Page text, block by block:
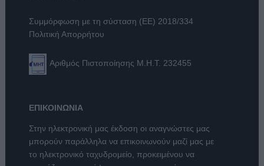
Συμμόρφωση με τη σύσταση (ΕΕ) 2018/334
Πολιτική Απορρήτου
Αριθμός Πιστοποίησης Μ.Η.Τ. 232455
ΕΠΙΚΟΙΝΩΝΙΑ
Στην ηλεκτρονική μας έκδοση οι αναγνώστες μας
μπορούν παράλληλα να επικοινωνούν μαζί μας με
το ηλεκτρονικό ταχυδρομείο, προκειμένου να